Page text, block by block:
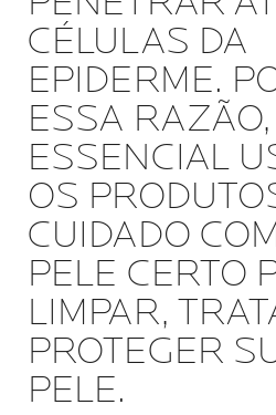
CÉLULAS DA
EPIDERME.
ESSA
ESSENCIAL
OS
CUIDADO
PELE CERTO
LIMPAR,
PROTEGER
PELE.